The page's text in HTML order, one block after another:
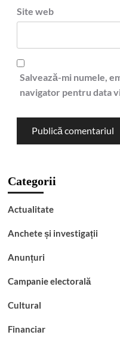
Site web
Salvează-mi numele,
navigator pentru data
Categorii
Actualitate
Anchete și investigații
Anunțuri
Campanie electorală
Cultural
Financiar